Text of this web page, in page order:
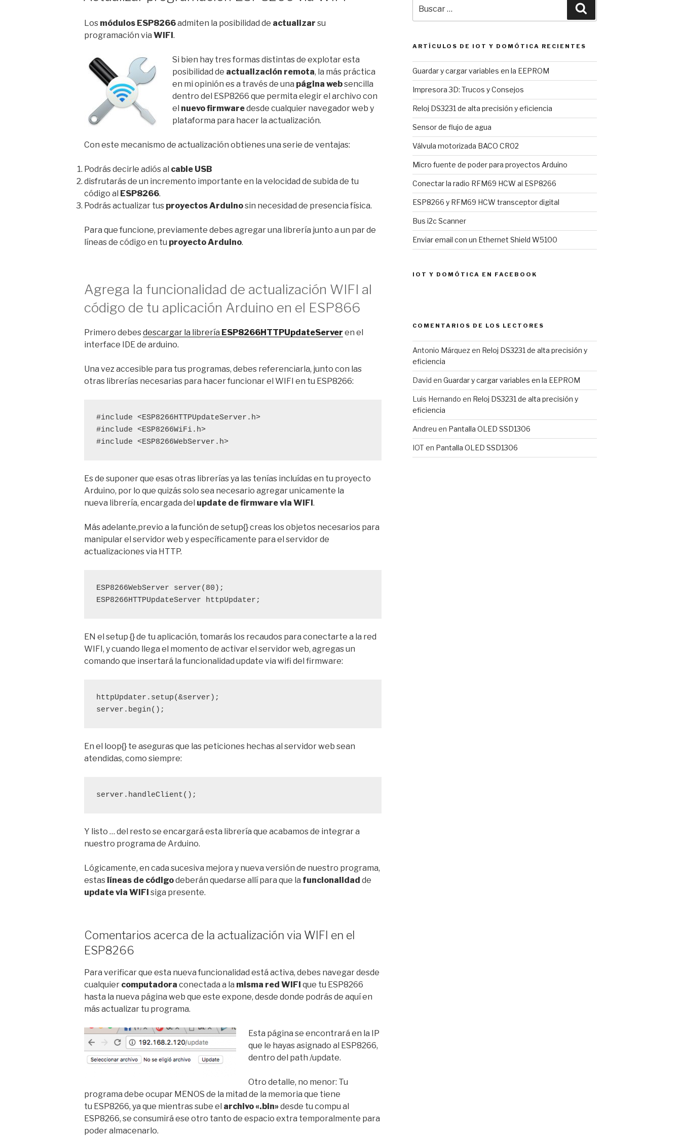
Los módulos ESP8266admiten la posibilidad de actualizar su
programación viaWIFI.
Si bien hay tres formas distintas de explotar esta
posibilidad de actualización remota, la más práctica
en mi opinión es a través de una página websencilla
dentro del ESP8266 que permita elegir el archivo con
el nuevo firmwaredesde cualquier navegador web y
plataforma para hacer la actualización.
Con este mecanismo de actualización obtienes una serie de ventajas:
Podrás decirle adiós al cable USB
disfrutarás de un incremento importante en la velocidad de subida de tu
código al ESP8266.
Podrás actualizar tus proyectos Arduinosin necesidad de presencia física.
Para que funcione, previamente debes agregar una librería junto a un par de
líneas de código en tu proyecto Arduino.
Agrega la funcionalidad de actualización WIFI al
código de tu aplicación Arduino en el ESP866
Primero debesdescargar la librería ESP8266HTTPUpdateServer en el
interface IDE de arduino.
Una vez accesible para tus programas, debes referenciarla, junto con las
otras librerías necesarias para hacer funcionar el WIFI en tu ESP8266:
#include
#include
<ESP8266WiFi.h>
#include <ESP8266WebServer.h>
Es de suponer que esas otras librerías ya las tenías incluídas en tu proyecto
Arduino, por lo que quizás solo sea necesario agregar unicamente la
nueva librería, encargada del update de firmware via WIFI.
Más adelante,previo a la función de setup{} creas los objetos necesarios para
manipular el servidor web y específicamente para el servidor de
actualizaciones via HTTP.
ESP8266WebServer server(80);
ESP8266HTTPUpdateServer httpUpdater;
EN el setup {} de tu aplicación, tomarás los recaudos para conectarte a la red
WIFI, y cuando llega el momento de activar el servidor web, agregas un
comando que insertará la funcionalidad update via wifi del firmware:
httpUpdater.setup(&server);
server.begin();
En el loop{} te aseguras que las peticiones hechas al servidor web sean
atendidas, como siempre:
server.handleClient();
Y listo … del resto se encargará esta librería que acabamos de integrar a
nuestro programa de Arduino.
Lógicamente, en cada sucesiva mejora y nueva versión de nuestro programa,
estas líneas de códigodeberán quedarse allí para que la funcionalidad de
update via WIFI siga presente.
Comentarios acerca de la actualización via WIFI en el
ESP8266
Para verificar que esta nueva funcionalidad está activa, debes navegar desde
cualquier computadora conectada a la misma red WIFI que tu ESP8266
hasta la nueva página web que este expone, desde donde podrás de aquí en
más actualizar tu programa.
Esta página se encontrará en la IP
que le hayas asignado al ESP8266,
dentro del path /update.
Otro detalle, no menor: Tu
programa debe ocupar MENOS de la mitad de la memoria que tiene
tu ESP8266, ya que mientras sube el archivo «.bin»desde tu compu al
ESP8266, se consumirá ese otro tanto de espacio extra temporalmente para
poder almacenarlo.
por:
ARTÍCULOS DE IOT Y DOMÓTICA RECIENTES
Guardar y cargar variables en la EEPROM
Impresora 3D: Trucos y Consejos
Reloj DS3231 de alta precisión y eficiencia
Sensor de flujo de agua
Válvula motorizada BACO CR02
Micro fuente de poder para proyectos Arduino
Conectar la radio RFM69 HCW al ESP8266
ESP8266 y RFM69 HCW transceptor digital
Bus i2c Scanner
Enviar email con un Ethernet Shield W5100
IOT Y DOMÓTICA EN FACEBOOK
COMENTARIOS DE LOS LECTORES
Antonio Márquezen Reloj DS3231 de alta precisión y
eficiencia
David en Guardar y cargar variables en la EEPROM
Luis Hernando en Reloj DS3231 de alta precisión y
eficiencia
Andreu en Pantalla OLED SSD1306
IOTen Pantalla OLED SSD1306